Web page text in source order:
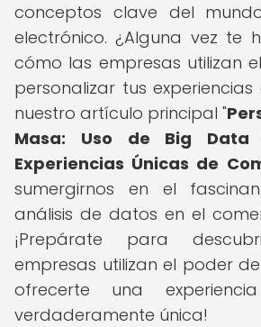
conceptos clave del
electrónico. ¿Alguna vez te
cómo las empresas utilizan
personalizar tus
nuestro artículo principal "
Masa: Uso de Big Data
Experiencias Únicas de
sumergirnos en el
análisis de datos en el
¡Prepárate para
empresas utilizan el poder
ofrecerte una
verdaderamente única!